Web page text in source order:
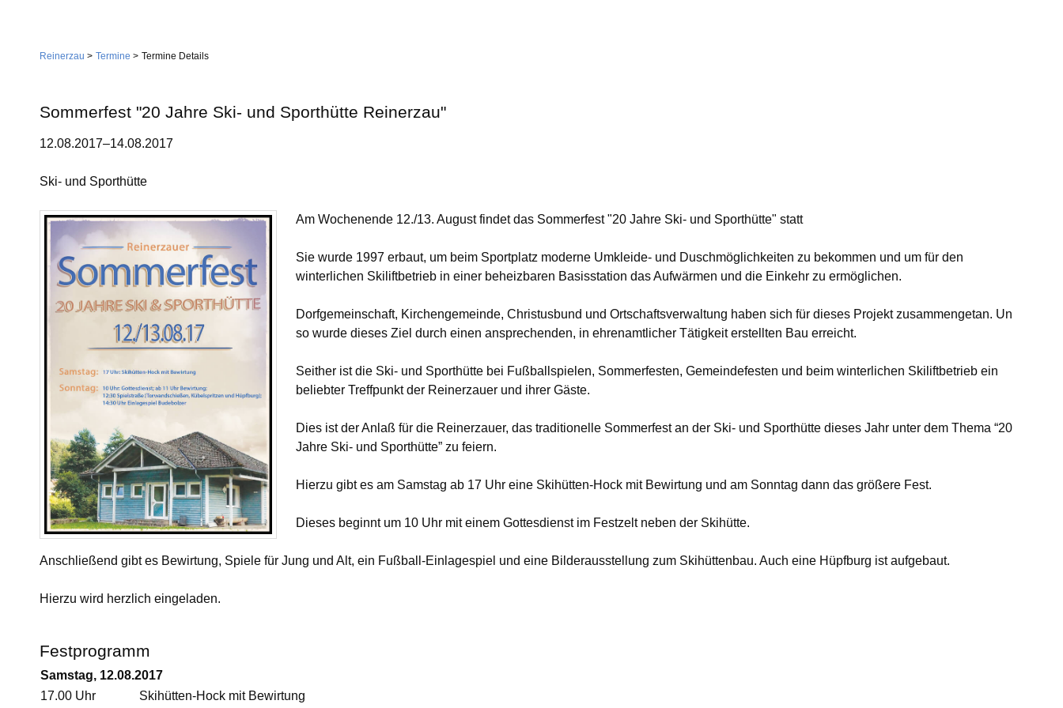
Reinerzau Termine Termine Details
Sommerfest "20 Jahre Ski- und Sporthütte Reinerzau"
12.08.2017–14.08.2017
Ski- und Sporthütte
Am Wochenende 12./13. August findet das Sommerfest "20 Jahre Ski- und Sporthütte" statt
Sie wurde 1997 erbaut, um beim Sportplatz moderne Umkleide- und Duschmöglichkeiten zu bekommen und um für den
winterlichen Skiliftbetrieb in einer beheizbaren Basisstation das Aufwärmen und die Einkehr zu ermöglichen.
Dorfgemeinschaft, Kirchengemeinde, Christusbund und Ortschaftsverwaltung haben sich für dieses Projekt zusammengetan. Un
so wurde dieses Ziel durch einen ansprechenden, in ehrenamtlicher Tätigkeit erstellten Bau erreicht.
Seither ist die Ski- und Sporthütte bei Fußballspielen, Sommerfesten, Gemeindefesten und beim winterlichen Skiliftbetrieb ein
beliebter Treffpunkt der Reinerzauer und ihrer Gäste.
Dies ist der Anlaß für die Reinerzauer, das traditionelle Sommerfest an der Ski- und Sporthütte dieses Jahr unter dem Thema “20
Jahre Ski- und Sporthütte” zu feiern.
Hierzu gibt es am Samstag ab 17 Uhr eine Skihütten-Hock mit Bewirtung und am Sonntag dann das größere Fest.
Dieses beginnt um 10 Uhr mit einem Gottesdienst im Festzelt neben der Skihütte.
Anschließend gibt es Bewirtung, Spiele für Jung und Alt, ein Fußball-Einlagespiel und eine Bilderausstellung zum Skihüttenbau. Auch eine Hüpfburg ist aufgebaut.
Hierzu wird herzlich eingeladen.
Festprogramm
Samstag, 12.08.2017
17.00 Uhr
Skihütten-Hock mit Bewirtung
überspringen
Feuerwehr
Landwirtschaft
Tourismus
Gastgeber
Sehenswürdigkeiten
Skilift
Vereine
Dorfgemeinschaft
Fischergemeinschaft
Christusbund
Termine
Nachrichten